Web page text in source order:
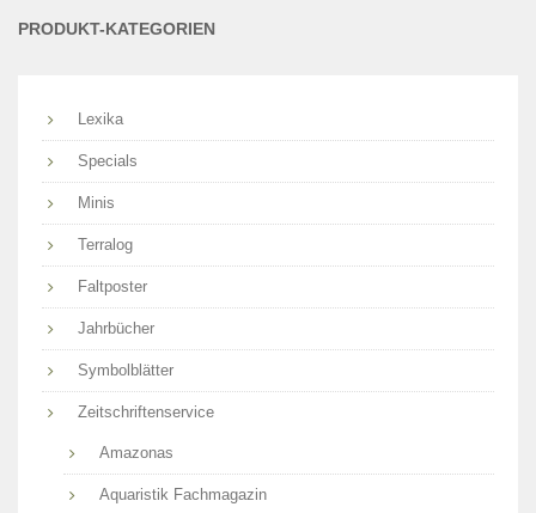
PRODUKT-KATEGORIEN
Lexika
Specials
Minis
Terralog
Faltposter
Jahrbücher
Symbolblätter
Zeitschriftenservice
Amazonas
Aquaristik Fachmagazin